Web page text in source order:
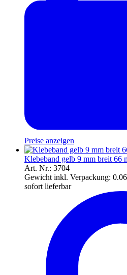
Preise anzeigen
Klebeband gelb 9 mm breit 66
Art. Nr.: 3704
Gewicht inkl. Verpackung:
sofort lieferbar